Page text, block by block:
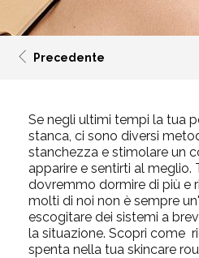
Precedente
Se negli ultimi tempi la tua
stanca, ci sono diversi
stanchezza e stimolare un
apparire e sentirti al meglio.
dovremmo dormire di più e
molti di noi non è sempre
escogitare dei sistemi a
la situazione. Scopri come
spenta nella tua skincare